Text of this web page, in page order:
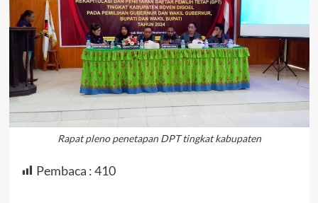
Rapat pleno penetapan DPT tingkat kabupaten
Pembaca :410